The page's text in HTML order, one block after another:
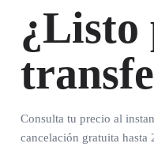
¿Listo
Consulta tu precio al
cancelación gratuita hasta